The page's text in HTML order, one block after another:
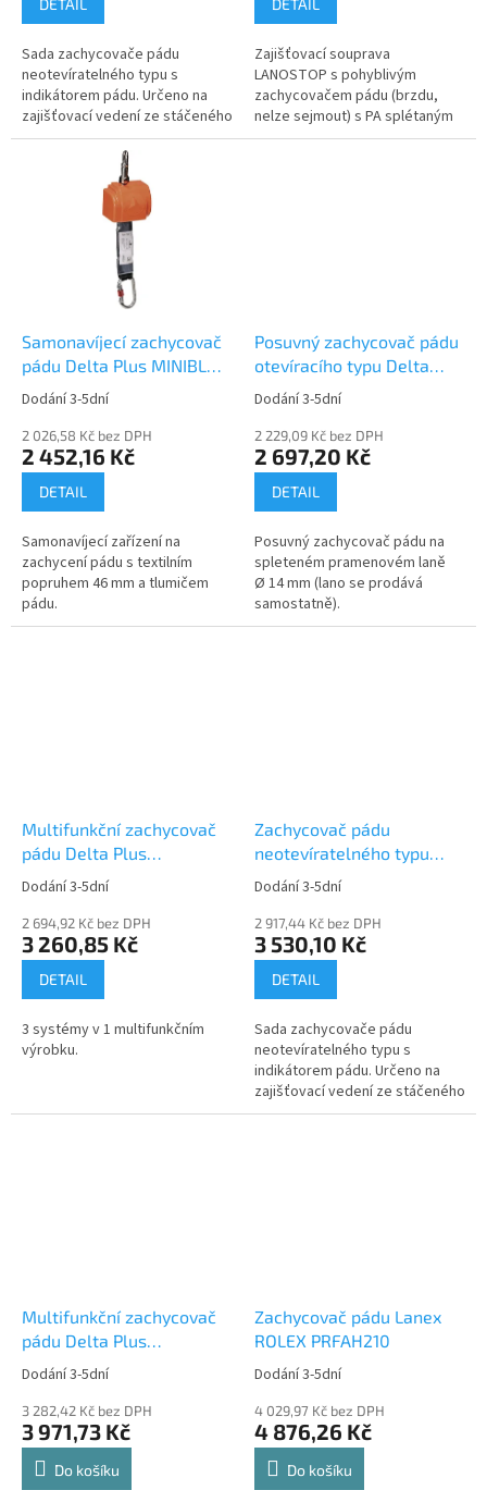
DETAIL
Sada zachycovače pádu
neotevíratelného typu s
indikátorem pádu. Určeno na
zajišťovací vedení ze stáčeného
lana Ø 12 mm.
DETAIL
Zajišťovací souprava
LANOSTOP s pohyblivým
zachycovačem pádu (brzdu,
nelze sejmout) s PA splétaným
10 m nebo 15 m dlouhým lanem
Samonavíjecí zachycovač
pádu Delta Plus MINIBLOC
AN102
Dodání 3-5dní
2 026,58 Kč bez DPH
2 452,16 Kč
DETAIL
Samonavíjecí zařízení na
zachycení pádu s textilním
popruhem 46 mm a tlumičem
pádu.
Posuvný zachycovač pádu
otevíracího typu Delta
Plus ASCORD AN065
Dodání 3-5dní
2 229,09 Kč bez DPH
2 697,20 Kč
DETAIL
Posuvný zachycovač pádu na
spleteném pramenovém laně
Ø 14 mm (lano se prodává
samostatně).
Multifunkční zachycovač
pádu Delta Plus
CAMELEON AN066
Dodání 3-5dní
2 694,92 Kč bez DPH
3 260,85 Kč
DETAIL
3 systémy v 1 multifunkčním
výrobku.
Zachycovač pádu
neotevíratelného typu
Delta Plus FENNEC
Dodání 3-5dní
2 917,44 Kč bez DPH
3 530,10 Kč
DETAIL
Sada zachycovače pádu
neotevíratelného typu s
indikátorem pádu. Určeno na
zajišťovací vedení ze stáčeného
lana Ø 12 mm.
Multifunkční zachycovač
pádu Delta Plus
CAMELEON AN066A
Dodání 3-5dní
3 282,42 Kč bez DPH
3 971,73 Kč
Do košíku
Zachycovač pádu Lanex
ROLEX PRFAH210
Dodání 3-5dní
4 029,97 Kč bez DPH
4 876,26 Kč
Do košíku